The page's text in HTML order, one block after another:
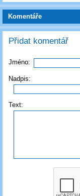
Komentáře
Přidat komentář
Jméno:
Nadpis:
Text: